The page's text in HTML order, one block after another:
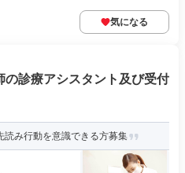
気になる
診療アシスタント及び受付
み行動を意識できる方募集